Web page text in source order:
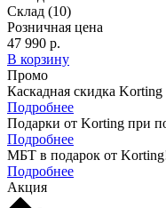
Склад (10)
Розничная цена
47 990 р.
В корзину
Промо
Каскадная скидка Korting
Подробнее
Подарки от Korting при
Подробнее
МБТ в подарок от
Подробнее
Акция